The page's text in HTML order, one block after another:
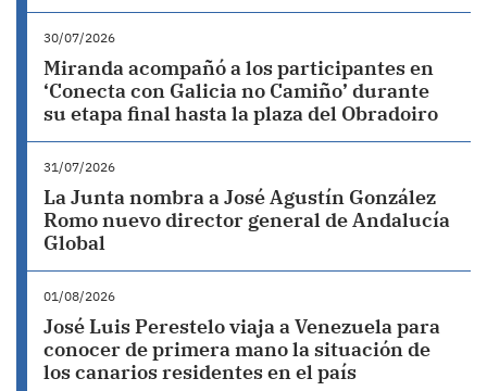
30/07/2026
Miranda acompañó a los participantes en
‘Conecta con Galicia no Camiño’ durante
su etapa final hasta la plaza del Obradoiro
31/07/2026
La Junta nombra a José Agustín González
Romo nuevo director general de Andalucía
Global
01/08/2026
José Luis Perestelo viaja a Venezuela para
conocer de primera mano la situación de
los canarios residentes en el país